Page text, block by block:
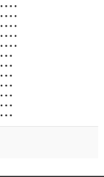
• • • •
• • • •
• • • •
• • • •
• • • •
• • •
• • •
• • •
• • •
• • •
• • •
• • •